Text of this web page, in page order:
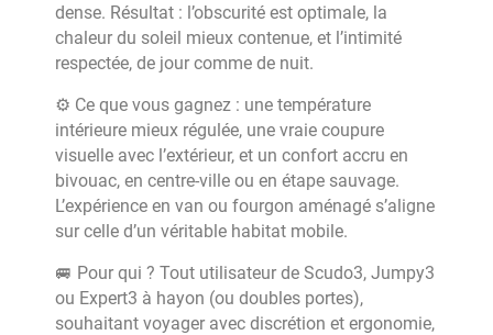
dense. Résultat : l’obscurité est optimale, la
chaleur du soleil mieux contenue, et l’intimité
respectée, de jour comme de nuit.
⚙️ Ce que vous gagnez : une température
intérieure mieux régulée, une vraie coupure
visuelle avec l’extérieur, et un confort accru en
bivouac, en centre-ville ou en étape sauvage.
L’expérience en van ou fourgon aménagé s’aligne
sur celle d’un véritable habitat mobile.
🚐 Pour qui ? Tout utilisateur de Scudo3, Jumpy3
ou Expert3 à hayon (ou doubles portes),
souhaitant voyager avec discrétion et ergonomie,